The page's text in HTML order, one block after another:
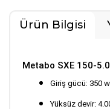
Ürün Bilgisi
Metabo SXE 150-
Giriş gücü: 350 w
Yüksüz devir: